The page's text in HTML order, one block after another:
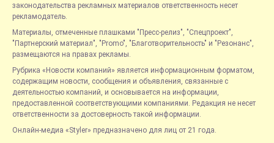
законодательства рекламных материалов ответственность несет
рекламодатель.
Материалы, отмеченные плашками "Пресс-релиз", "Спецпроект",
"Партнерский материал", "Promo", "Благотворительность" и "Резонанс",
размещаются на правах рекламы.
Рубрика «Новости компаний» является информационным форматом,
содержащим новости, сообщения и объявления, связанные с
деятельностью компаний, и основывается на информации,
предоставленной соответствующими компаниями. Редакция не несет
ответственности за достоверность такой информации.
Онлайн-медиа «Styler» предназначено для лиц от 21 года.